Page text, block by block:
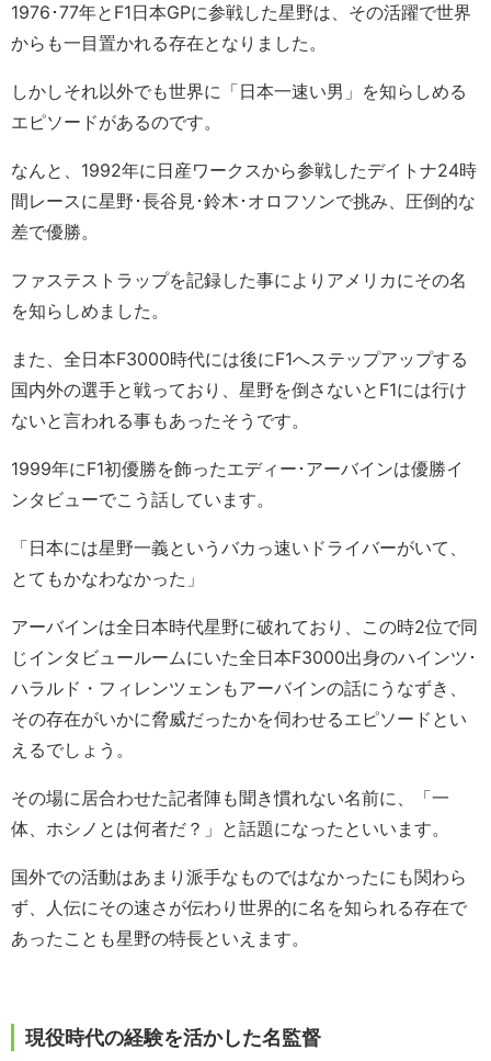
1976･77年とF1日本GPに参戦した星野は、その活躍で世界
からも一目置かれる存在となりました。
しかしそれ以外でも世界に「日本一速い男」を知らしめる
エピソードがあるのです。
なんと、1992年に日産ワークスから参戦したデイトナ24時
間レースに星野･長谷見･鈴木･オロフソンで挑み、圧倒的な
差で優勝。
ファステストラップを記録した事によりアメリカにその名
を知らしめました。
また、全日本F3000時代には後にF1へステップアップする
国内外の選手と戦っており、星野を倒さないとF1には行け
ないと言われる事もあったそうです。
1999年にF1初優勝を飾ったエディー･アーバインは優勝イ
ンタビューでこう話しています。
「日本には星野一義というバカっ速いドライバーがいて、
とてもかなわなかった」
アーバインは全日本時代星野に破れており、この時2位で同
じインタビュールームにいた全日本F3000出身のハインツ･
ハラルド・フィレンツェンもアーバインの話にうなずき、
その存在がいかに脅威だったかを伺わせるエピソードとい
えるでしょう。
その場に居合わせた記者陣も聞き慣れない名前に、「一
体、ホシノとは何者だ？」と話題になったといいます。
国外での活動はあまり派手なものではなかったにも関わら
ず、人伝にその速さが伝わり世界的に名を知られる存在で
あったことも星野の特長といえます。
現役時代の経験を活かした名監督